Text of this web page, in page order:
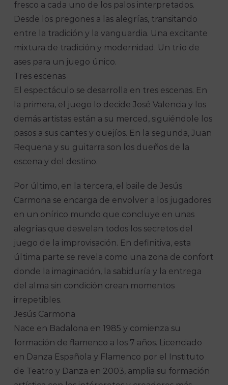
fresco a cada uno de los palos interpretados.
Desde los pregones a las alegrías, transitando
entre la tradición y la vanguardia. Una excitante
mixtura de tradición y modernidad. Un trío de
ases para un juego único.
Tres escenas
El espectáculo se desarrolla en tres escenas. En
la primera, el juego lo decide José Valencia y los
demás artistas están a su merced, siguiéndole los
pasos a sus cantes y quejíos. En la segunda, Juan
Requena y su guitarra son los dueños de la
escena y del destino.
Por último, en la tercera, el baile de Jesús
Carmona se encarga de envolver a los jugadores
en un onírico mundo que concluye en unas
alegrías que desvelan todos los secretos del
juego de la improvisación. En definitiva, esta
última parte se revela como una zona de confort
donde la imaginación, la sabiduría y la entrega
del alma sin condición crean momentos
irrepetibles.
Jesús Carmona
Nace en Badalona en 1985 y comienza su
formación de flamenco a los 7 años. Licenciado
en Danza Española y Flamenco por el Instituto
de Teatro y Danza en 2003, amplia su formación